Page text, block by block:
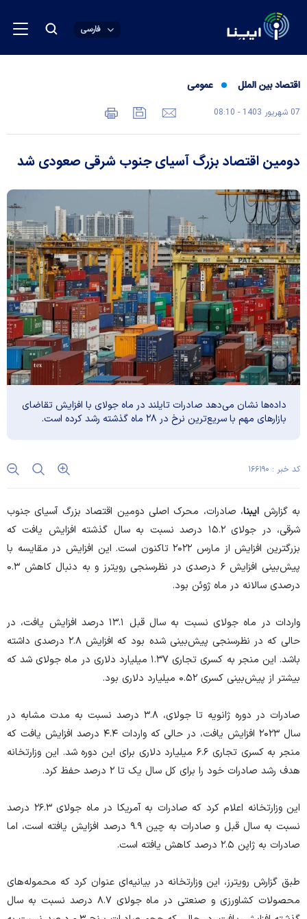
فارسی
اقتصاد بین الملل عمومی
07 شهريور 1403 - 08:10
دومین اقتصاد بزرگ آسیای جنوب شرقی صعودی شد
داده‌ها نشان می‌دهد صادرات تایلند در ماه جولای با افزایش تقاضای
بازار‌های مهم با سریع‌ترین نرخ در ۲۸ ماه گذشته رشد کرده است.
کد خبر : ۱۶۶۱۹۰
به گزارش ایبنا، صادرات، محرک اصلی دومین اقتصاد بزرگ آسیای جنوب
شرقی، در جولای ۱۵.۲ درصد نسبت به سال گذشته افزایش یافت که
بزرگترین افزایش از مارس ۲۰۲۲ تاکنون است. این افزایش در مقایسه با
پیش‌بینی افزایش ۶ درصدی در نظرسنجی رویترز و به دنبال کاهش ۰.۳
درصدی سالانه در ماه ژوئن بود.
واردات در ماه جولای نسبت به سال قبل ۱۳.۱ درصد افزایش یافت، در
حالی که در نظرسنجی پیش‌بینی شده بود که افزایش ۲.۸ درصدی داشته
باشد. این منجر به کسری تجاری ۱.۳۷ میلیارد دلاری در ماه جولای شد که
بیشتر از پیش‌بینی کسری ۰.۵۲ میلیارد دلاری بود.
صادرات در دوره ژانویه تا جولای، ۳.۸ درصد نسبت به مدت مشابه در
سال ۲۰۲۳ افزایش یافت، در حالی که واردات ۴.۴ درصد افزایش یافت که
منجر به کسری تجاری ۶.۶ میلیارد دلاری برای این دوره شد. این وزارتخانه
هدف رشد صادرات خود را برای کل سال یک تا ۲ درصد حفظ کرد.
این وزارتخانه اعلام کرد که صادرات به آمریکا در ماه جولای ۲۶.۳ درصد
نسبت به سال قبل و صادرات به چین ۹.۹ درصد افزایش یافته است، اما
صادرات به ژاپن ۲.۵ درصد کاهش یافته است.
طبق گزارش رویترز، این وزارتخانه در بیانیه‌ای عنوان کرد که محموله‌های
محصولات کشاورزی و صنعتی در ماه جولای ۸.۷ درصد نسبت به سال